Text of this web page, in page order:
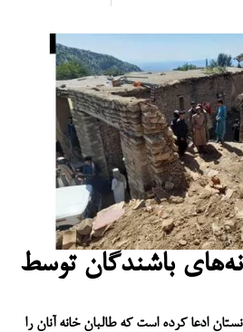
باشندگان توسط
ادعا کرده است که طالبان خانه آنان را